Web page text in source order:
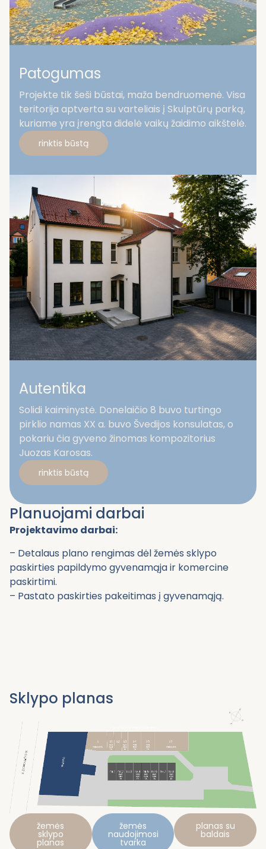
Patogumas
Projekte tik šeši būstai, maža bendruomenė. Visa
teritorija aptverta su varteliais į Skulptūrų parką,
kuriame yra įrengta didelė vaikų žaidimo aikštelė.
rinktis būstą
Autentika
Solidi kaiminystė. Donelaičio 8 buvo turtingo
pirklio namas XX a. buvo Švedijos konsulatas, o
pokariu čia gyveno žinomas kompozitorius
Juozas Karosas.
rinktis būstą
Planuojami darbai
Projektavimo darbai:
– Detalaus plano rengimas dėl žemės sklypo
paskirties papildymo gyvenamąja ir komercine
paskirtimi.
– Pastato paskirties pakeitimas į gyvenamąją.
Sklypo planas
žemės
sklypo
planas
žemės
naudojimosi
tvarka
planas su
baldais